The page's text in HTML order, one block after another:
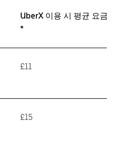
UberX 이용 시 평균 요금
*
£11
£15